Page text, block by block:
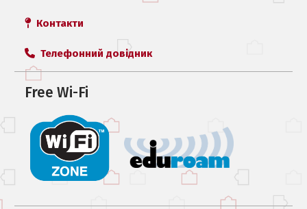
Контакти
Телефонний довідник
Free Wi-Fi